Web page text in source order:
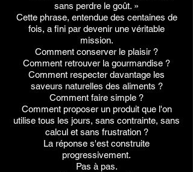
sans perdre le goût. »
Cette phrase, entendue des centaines de
fois, a fini par devenir une véritable
mission.
Comment conserver le plaisir ?
Comment retrouver la gourmandise ?
Comment respecter davantage les
saveurs naturelles des aliments ?
Comment faire simple ?
Comment proposer un produit que l'on
utilise tous les jours, sans contrainte, sans
calcul et sans frustration ?
La réponse s'est construite
progressivement.
Pas à pas.